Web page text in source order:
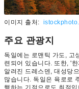
이미지 출처:
주요 관광지
독일에는 로맨틱 가도, 고
련되어 있습니다. 또한, '
알려진 드레스덴, 대성당
많습니다. 독일은 육로로